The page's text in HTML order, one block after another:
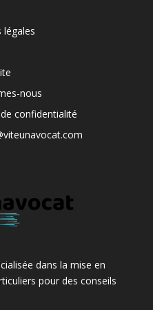
légales
nous
confidentialité
dans la mise en
pour des conseils